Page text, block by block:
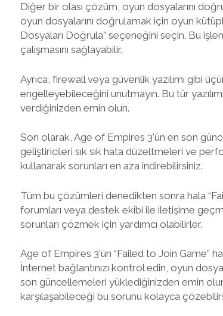
Diğer bir olası çözüm, oyun dosyalarını
oyun dosyalarını doğrulamak için oyun
Dosyaları Doğrula” seçeneğini seçin. Bu
çalışmasını sağlayabilir.
Ayrıca, firewall veya güvenlik yazılımı gibi
engelleyebileceğini unutmayın. Bu tür
verdiğinizden emin olun.
Son olarak, Age of Empires 3'ün en son
geliştiricileri sık sık hata düzeltmeleri ve
kullanarak sorunları en aza indirebilirsiniz.
Tüm bu çözümleri denedikten sonra hala
forumları veya destek ekibi ile iletişime
sorunları çözmek için yardımcı olabilirler.
Age of Empires 3'ün “Failed to Join Game”
İnternet bağlantınızı kontrol edin, oyun
son güncellemeleri yüklediğinizden emin
karşılaşabileceği bu sorunu kolayca